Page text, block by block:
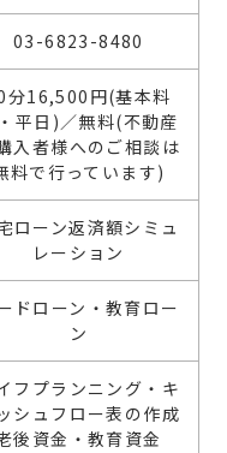
03-6823-8480
分16,500円(基本料
平日)／無料(不動産
入者様へのご相談は
料で行っています)
ローン返済額シミュ
レーション
ドローン・教育ロー
ン
フプランニング・キ
シュフロー表の作成
後資金・教育資金